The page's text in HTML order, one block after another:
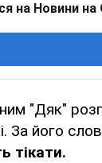
на Новини на
"Дяк"
За його
тікати.